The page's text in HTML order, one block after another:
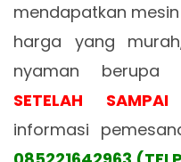
mendapatkan
harga yang
nyaman berupa
SETELAH
informasi